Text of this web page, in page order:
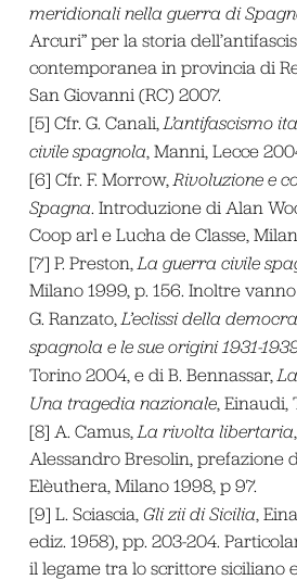
meridionali nella guerra di
Arcuri” per la storia
contemporanea in provincia di
San Giovanni (RC) 2007.
[5] Cfr. G. Canali, L’antifascismo
civile spagnola, Manni, Lecce
[6] Cfr. F. Morrow, Rivoluzione e
Spagna. Introduzione di Alan
Coop arl e Lucha de Classe,
[7] P. Preston, La guerra civile
Milano 1999, p. 156. Inoltre
G. Ranzato, L’eclissi della
spagnola e le sue origini 1931-
Torino 2004, e di B. Bennassar,
Una tragedia nazionale, Einaudi,
[8] A. Camus, La rivolta libertaria
Alessandro Bresolin, prefazione
Elèuthera, Milano 1998, p 97.
[9] L. Sciascia, Gli zii di Sicilia,
ediz. 1958), pp. 203-204.
il legame tra lo scrittore siciliano